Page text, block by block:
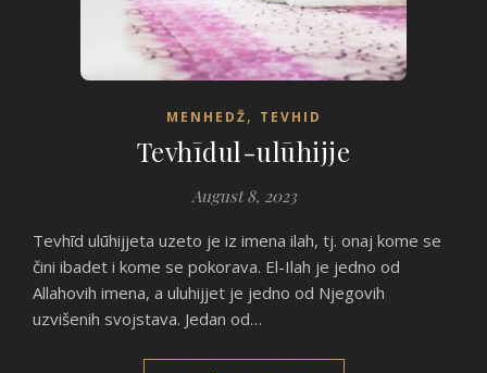
MENHEDŽ, TEVHID
Tevhīdul-ulūhijje
August 8, 2023
Tevhīd ulūhijjeta uzeto je iz imena ilah, tj. onaj kome se
čini ibadet i kome se pokorava. El-Ilah je jedno od
Allahovih imena, a uluhijjet je jedno od Njegovih
uzvišenih svojstava. Jedan od…